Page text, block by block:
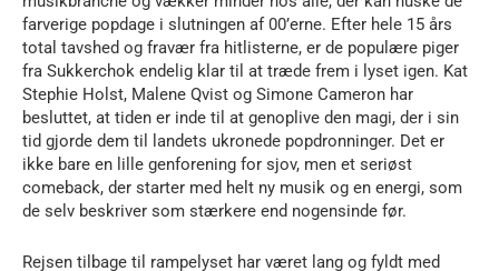
farverige popdage i slutningen af 00’erne. Efter hele 15 års
total tavshed og fravær fra hitlisterne, er de populære piger
fra Sukkerchok endelig klar til at træde frem i lyset igen. Kat
Stephie Holst, Malene Qvist og Simone Cameron har
besluttet, at tiden er inde til at genoplive den magi, der i sin
tid gjorde dem til landets ukronede popdronninger. Det er
ikke bare en lille genforening for sjov, men et seriøst
comeback, der starter med helt ny musik og en energi, som
de selv beskriver som stærkere end nogensinde før.
Rejsen tilbage til rampelyset har været lang og fyldt med